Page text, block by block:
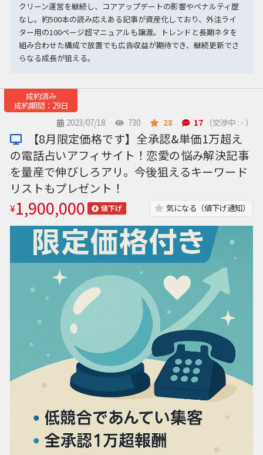
クリーン運営を継続し、コアアップデートの影響やペナルティ歴
なし。約500本の読み応えある記事が資産化しており、外注ライ
ター用の100ページ超マニュアルも譲渡。トレンドと長期ネタを
組み合わせた構成で放置でも広告収益が期待でき、継続更新でさ
らなる成長が狙える。
成約済み
成約期間：29日
2023/07/18
730 28 17 （交渉中 : - ）
【8月限定価格です】全承認&単価1万超え
の電話占いアフィサイト！恋愛の悩み解決記事
を量産で伸びしろアリ。今後狙えるキーワード
リストもプレゼント！
¥1,900,000 値下げ 気になる（値下げ通知）